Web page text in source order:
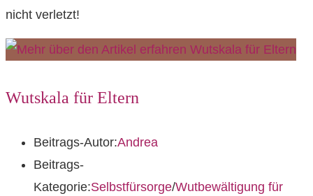
nicht verletzt!
Wutskala für Eltern
Beitrags-Autor:Andrea
Beitrags-
Kategorie:Selbstfürsorge/Wutbewältigung für